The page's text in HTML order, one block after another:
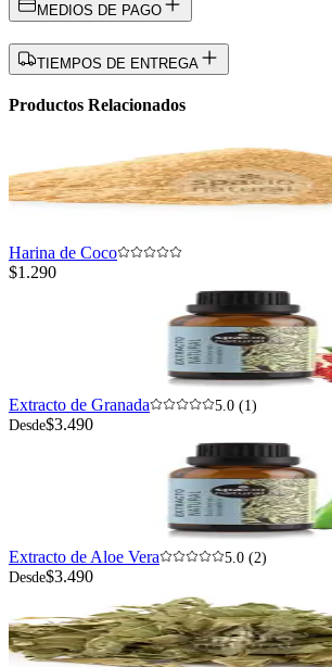
MEDIOS DE PAGO
TIEMPOS DE ENTREGA
Productos Relacionados
Harina de Coco
$1.290
Extracto de Granada
5.0 (1)
Desde$3.490
Extracto de Aloe Vera
5.0 (2)
Desde$3.490